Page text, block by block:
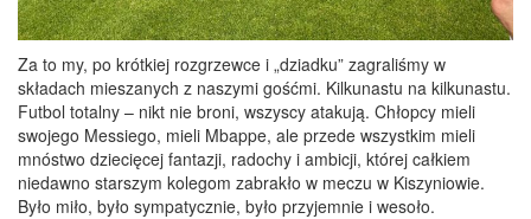
Za to my, po krótkiej rozgrzewce i „dziadku” zagraliśmy w
składach mieszanych z naszymi gośćmi. Kilkunastu na kilkunastu.
Futbol totalny – nikt nie broni, wszyscy atakują. Chłopcy mieli
swojego Messiego, mieli Mbappe, ale przede wszystkim mieli
mnóstwo dziecięcej fantazji, radochy i ambicji, której całkiem
niedawno starszym kolegom zabrakło w meczu w Kiszyniowie.
Było miło, było sympatycznie, było przyjemnie i wesoło.